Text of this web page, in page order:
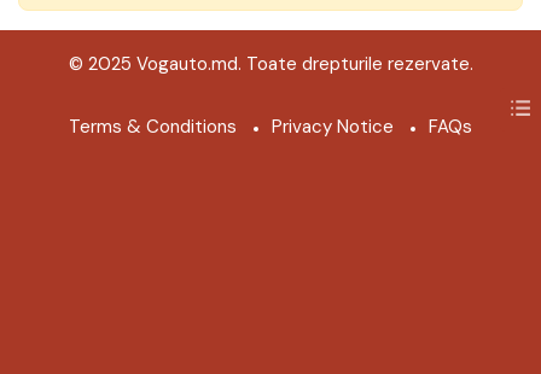
© 2025 Vogauto.md. Toate drepturile rezervate.
Terms & Conditions Privacy Notice FAQs